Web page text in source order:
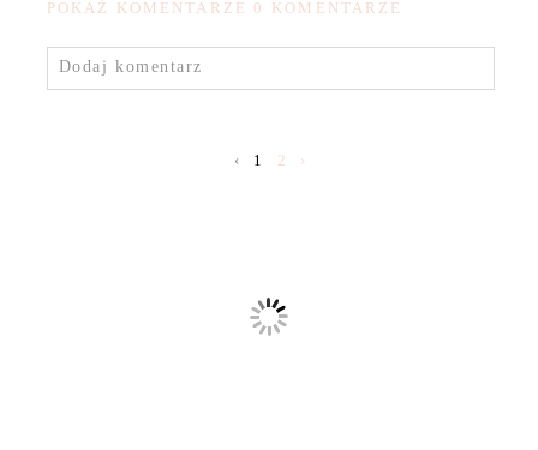
POKAŻ KOMENTARZE 0 KOMENTARZE
Dodaj komentarz
‹ 1 2 ›